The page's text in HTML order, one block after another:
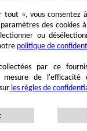
tout », vous consentez
paramètres des
ou
politique de
par ce
mesure de l'efficacité
les règles de